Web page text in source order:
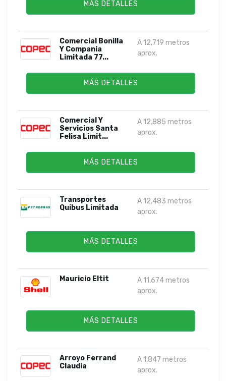
MÁS DETALLES
Comercial Bonilla
Y Compania
Limitada 77...
A 12,719 metros
aprox.
MÁS DETALLES
Comercial Y
Servicios Santa
Felisa Limit...
A 12,885 metros
aprox.
MÁS DETALLES
Transportes
Quibus Limitada
A 12,483 metros
aprox.
MÁS DETALLES
Mauricio Eltit
A 11,674 metros
aprox.
MÁS DETALLES
Arroyo Ferrand
Claudia
A 1,847 metros
aprox.